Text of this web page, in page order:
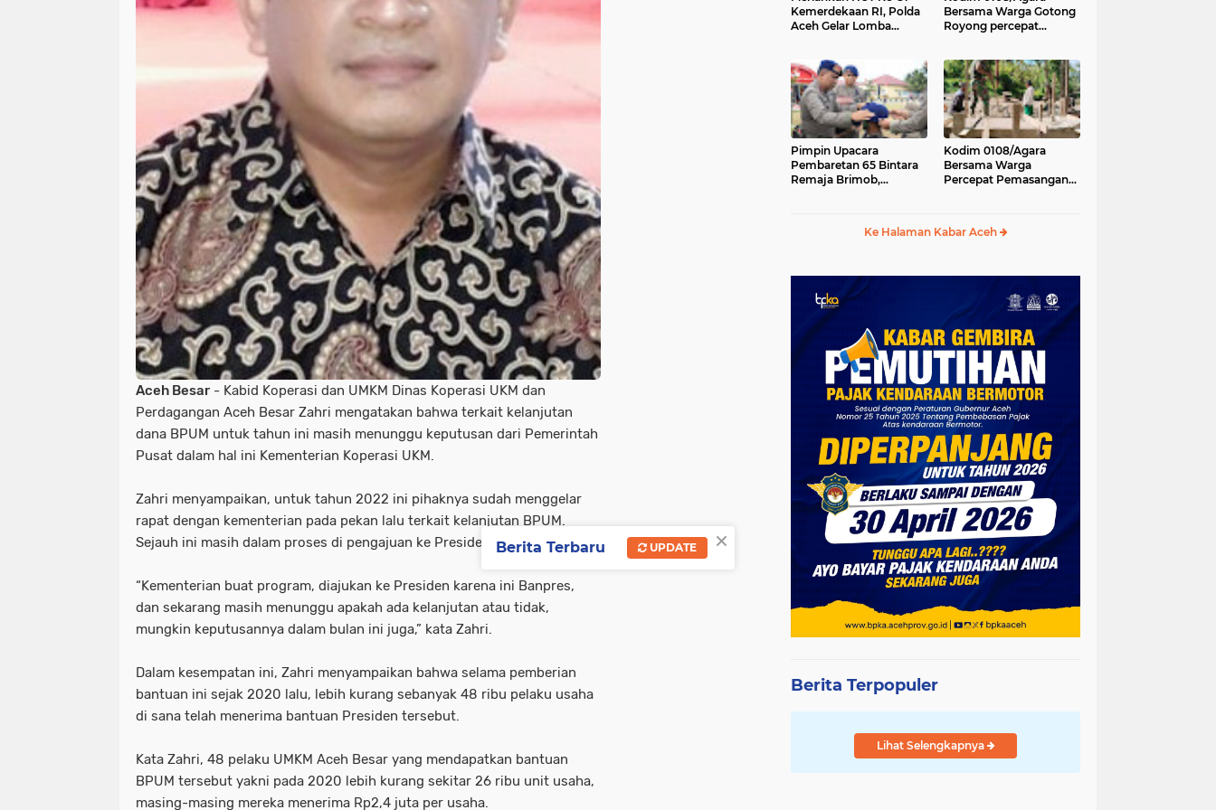
Aceh Besar - Kabid Koperasi dan UMKM Dinas Koperasi UKM dan
Perdagangan Aceh Besar Zahri mengatakan bahwa terkait kelanjutan
dana BPUM untuk tahun ini masih menunggu keputusan dari Pemerintah
Pusat dalam hal ini Kementerian Koperasi UKM.
Zahri menyampaikan, untuk tahun 2022 ini pihaknya sudah menggelar
rapat dengan kementerian pada pekan lalu terkait kelanjutan BPUM.
Sejauh ini masih dalam proses di pengajuan ke Presiden.
“Kementerian buat program, diajukan ke Presiden karena ini Banpres,
dan sekarang masih menunggu apakah ada kelanjutan atau tidak,
mungkin keputusannya dalam bulan ini juga,” kata Zahri.
Dalam kesempatan ini, Zahri menyampaikan bahwa selama pemberian
bantuan ini sejak 2020 lalu, lebih kurang sebanyak 48 ribu pelaku usaha
di sana telah menerima bantuan Presiden tersebut.
Kata Zahri, 48 pelaku UMKM Aceh Besar yang mendapatkan bantuan
BPUM tersebut yakni pada 2020 lebih kurang sekitar 26 ribu unit usaha,
masing-masing mereka menerima Rp2,4 juta per usaha.
Kemerdekaan RI, Polda
Aceh Gelar Lomba
Bersama Warga Gotong
Royong percepat
Desa Gulo Aceh
Tenggara
Pimpin Upacara
Pembaretan 65 Bintara
Remaja Brimob,
Kodim 0108/Agara
Bersama Warga
Percepat Pemasangan
Ke Halaman Kabar Aceh
Berita Terpopuler
Lihat Selengkapnya
×
Berita Terbaru UPDATE